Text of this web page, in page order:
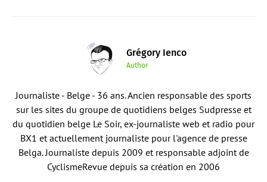
Grégory Ienco
Author
Journaliste - Belge - 36 ans. Ancien responsable des sports
sur les sites du groupe de quotidiens belges Sudpresse et
du quotidien belge Le Soir, ex-journaliste web et radio pour
BX1 et actuellement journaliste pour l'agence de presse
Belga. Journaliste depuis 2009 et responsable adjoint de
CyclismeRevue depuis sa création en 2006